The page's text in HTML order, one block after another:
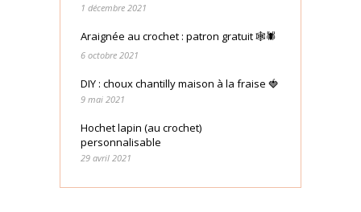
1 décembre 2021
Araignée au crochet : patron gratuit 🕸🕷
6 octobre 2021
DIY : choux chantilly maison à la fraise 🍓
9 mai 2021
Hochet lapin (au crochet)
personnalisable
29 avril 2021